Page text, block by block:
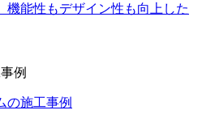
機能性もデザイン性も向上した
例